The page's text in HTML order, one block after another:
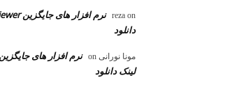
reza on
دانلود
مونا نورانی
لینک دانلود